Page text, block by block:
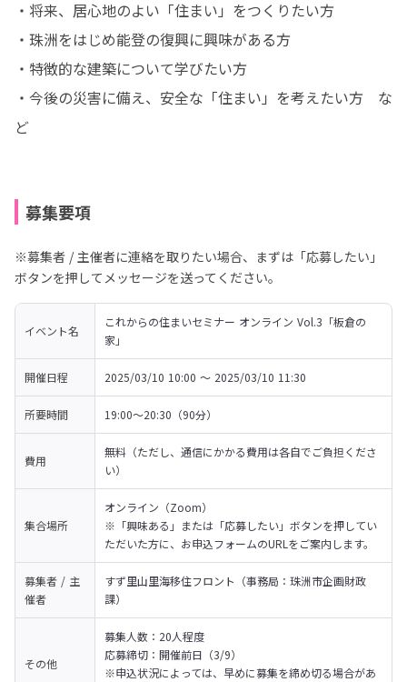
・将来、居心地のよい「住まい」をつくりたい方
・珠洲をはじめ能登の復興に興味がある方
・特徴的な建築について学びたい方
・今後の災害に備え、安全な「住まい」を考えたい方　な
ど
募集要項
※募集者 / 主催者に連絡を取りたい場合、まずは「応募したい」
ボタンを押してメッセージを送ってください。
イベント名
これからの住まいセミナー オンライン Vol.3「板倉の
家」
開催日程 2025/03/10 10:00 〜 2025/03/10 11:30
所要時間 19:00～20:30（90分）
費用
無料（ただし、通信にかかる費用は各自でご負担くださ
い）
集合場所
オンライン（Zoom）
※「興味ある」または「応募したい」ボタンを押してい
ただいた方に、お申込フォームのURLをご案内します。
募集者 / 主
催者
すず里山里海移住フロント（事務局：珠洲市企画財政
課）
その他
募集人数：20人程度
応募締切：開催前日（3/9）
※申込状況によっては、早めに募集を締め切る場合があ